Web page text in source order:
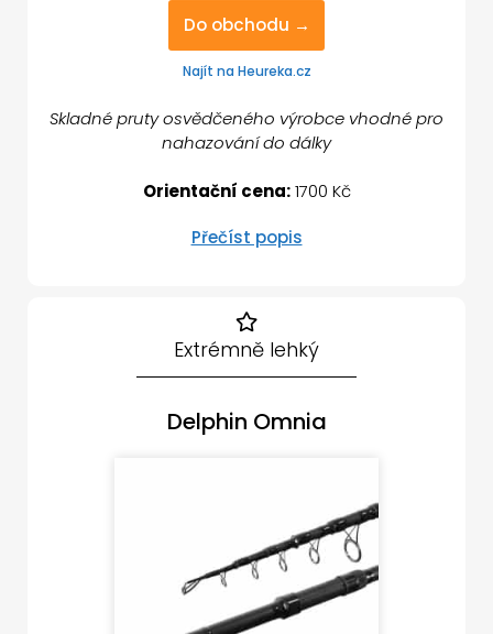
Do obchodu →
Najít na Heureka.cz
Skladné pruty osvědčeného výrobce vhodné pro
nahazování do dálky
Orientační cena:1700 Kč
Přečíst popis
Extrémně lehký
Delphin Omnia